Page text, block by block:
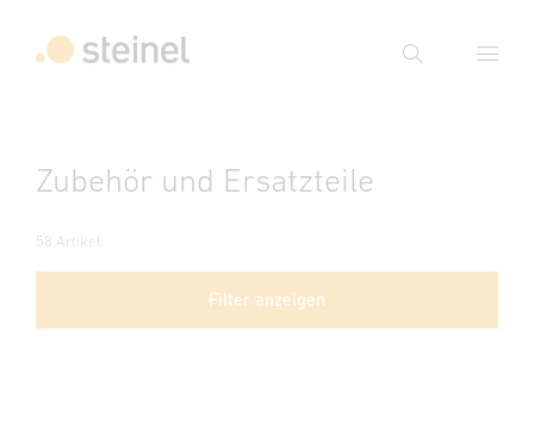
Suche
Suche
Zubehör und Ersatzteile
58 Artikel
Filter anzeigen